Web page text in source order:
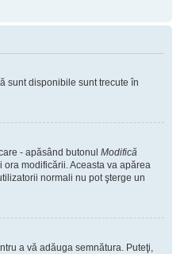
sunt disponibile sunt trecute în
- apăsând butonul Modifică
modificării. Aceasta va apărea
normali nu pot şterge un
a vă adăuga semnătura. Puteţi,